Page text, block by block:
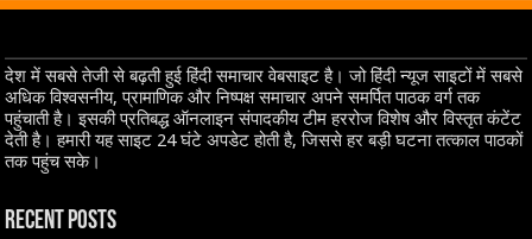
देश में सबसे तेजी से बढ़ती हुई हिंदी समाचार वेबसाइट है। जो हिंदी न्यूज साइटों में सबसे
अधिक विश्वसनीय, प्रामाणिक और निष्पक्ष समाचार अपने समर्पित पाठक वर्ग तक
पहुंचाती है। इसकी प्रतिबद्ध ऑनलाइन संपादकीय टीम हररोज विशेष और विस्तृत कंटेंट
देती है। हमारी यह साइट 24 घंटे अपडेट होती है, जिससे हर बड़ी घटना तत्काल पाठकों
तक पहुंच सके।
Recent Posts